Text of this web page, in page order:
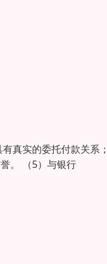
真实的委托付款关系
。 （5）与银行